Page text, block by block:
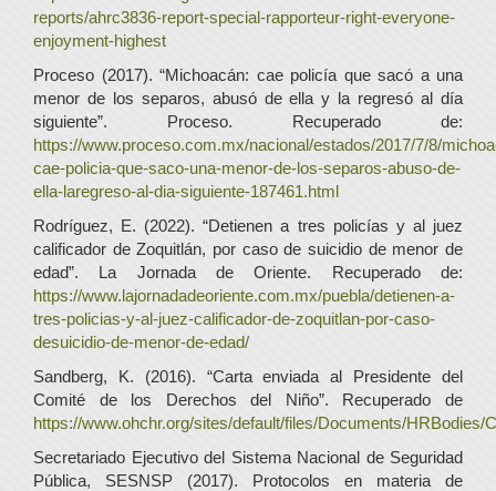
reports/ahrc3836-report-special-rapporteur-right-everyone-
enjoyment-highest
Proceso (2017). “Michoacán: cae policía que sacó a una
menor de los separos, abusó de ella y la regresó al día
siguiente”. Proceso. Recuperado de:
https://www.proceso.com.mx/nacional/estados/2017/7/8/
cae-policia-que-saco-una-menor-de-los-separos-abuso-de-
ella-laregreso-al-dia-siguiente-187461.html
Rodríguez, E. (2022). “Detienen a tres policías y al juez
calificador de Zoquitlán, por caso de suicidio de menor de
edad”. La Jornada de Oriente. Recuperado de:
https://www.lajornadadeoriente.com.mx/puebla/detienen-a-
tres-policias-y-al-juez-calificador-de-zoquitlan-por-caso-
desuicidio-de-menor-de-edad/
Sandberg, K. (2016). “Carta enviada al Presidente del
Comité de los Derechos del Niño”. Recuperado de
https://www.ohchr.org/sites/default/files/Documents/
Secretariado Ejecutivo del Sistema Nacional de Seguridad
Pública, SESNSP (2017). Protocolos en materia de